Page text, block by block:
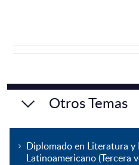
Otros Temas
Diplomado en Literatura y
Latinoamericano (Tercera